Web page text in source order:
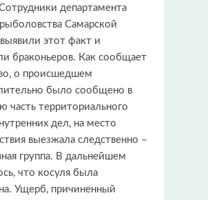
департамента
Самарской
этот факт и
браконьеров. Как сообщает
о происшедшем
было сообщено в
часть территориального
дел, на место
выезжала следственно –
группа. В дальнейшем
что косуля была
Ущерб, причиненный